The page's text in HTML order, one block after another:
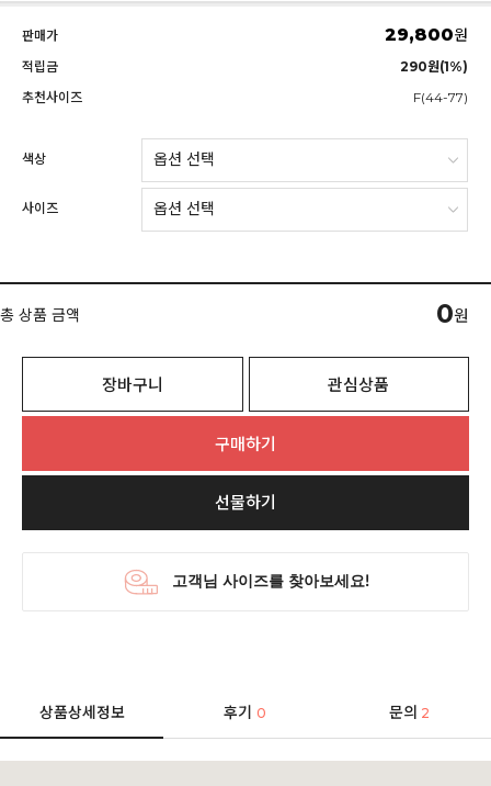
판매가 29,800원
적립금
290원(1%)
추천사이즈
F(44-77)
색상
사이즈
총 상품 금액 0원
장바구니 관심상품
구매하기
선물하기
상품상세정보 후기0 문의 2